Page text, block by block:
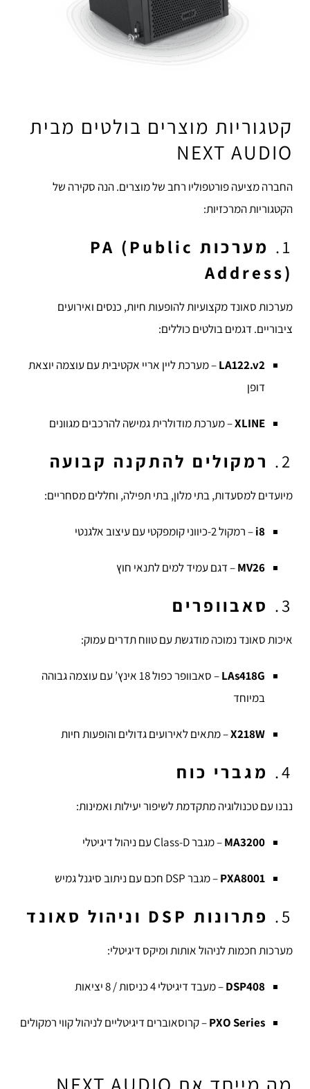
קטגוריות מוצרים בולטים מבית
NEXT AUDIO
החברה מציעה פורטפוליו רחב של מוצרים. הנה סקירה של
הקטגוריות המרכזיות:
1.
מערכות PA (Public
Address)
מערכות סאונד מקצועיות להופעות חיות, כנסים ואירועים
ציבוריים. דגמים בולטים כוללים:
LA122.v2– מערכת ליין אריי אקטיבית עם עוצמה יוצאת
דופן
XLINE– מערכת מודולרית גמישה להרכבים מגוונים
2. רמקולים להתקנה קבועה
מיועדים למסעדות, בתי מלון, בתי תפילה, וחללים מסחריים:
i8– רמקול 2-כיווני קומפקטי עם עיצוב אלגנטי
MV26– דגם עמיד למים לתנאי חוץ
3. סאבוופרים
איכות סאונד נמוכה מודגשת עם טווח תדרים עמוק:
LAs418G
– סאבוופר כפול 18 אינץ’ עם עוצמה גבוהה
במיוחד
X218W– מתאים לאירועים גדולים והופעות חיות
4. מגברי כוח
נבנו עם טכנולוגיה מתקדמת לשיפור יעילות ואמינות:
MA3200– מגבר Class-D עם ניהול דיגיטלי
PXA8001– מגבר DSP חכם עם ניתוב סיגנל גמיש
5. פתרונות DSP וניהול סאונד
מערכות חכמות לניהול אותות ומיקס דיגיטלי:
DSP408– מעבד דיגיטלי 4 כניסות / 8 יציאות
PXO Series– קרוסאוברים דיגיטליים לניהול קווי רמקולים